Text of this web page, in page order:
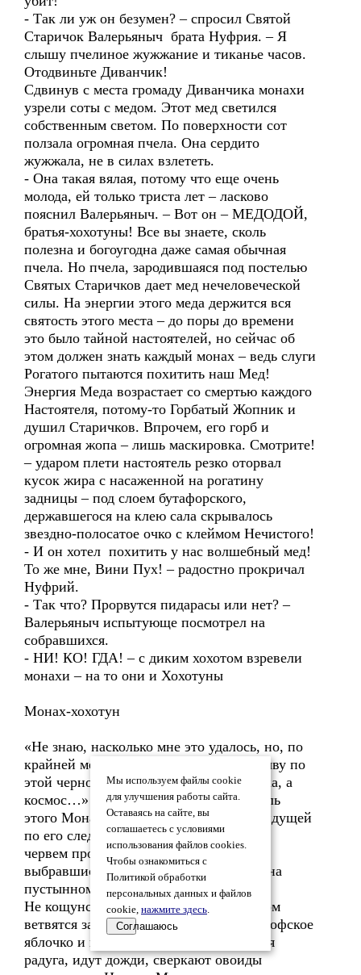
- Так ли уж он безумен? – спросил Святой
Старичок Валерьяныч брата Нуфрия. – Я
слышу пчелиное жужжание и тиканье часов.
Отодвиньте Диванчик!
Сдвинув с места громаду Диванчика монахи
узрели соты с медом. Этот мед светился
собственным светом. По поверхности сот
ползала огромная пчела. Она сердито
жужжала, не в силах взлететь.
- Она такая вялая, потому что еще очень
молода, ей только триста лет – ласково
пояснил Валерьяныч. – Вот он – МЕДОДОЙ,
братья-хохотуны! Все вы знаете, сколь
полезна и богоугодна даже самая обычная
пчела. Но пчела, зародившаяся под постелью
Святых Старичков дает мед нечеловеческой
силы. На энергии этого меда держится вся
святость этого места – до поры до времени
это было тайной настоятелей, но сейчас об
этом должен знать каждый монах – ведь слуги
Рогатого пытаются похитить наш Мед!
Энергия Меда возрастает со смертью каждого
Настоятеля, потому-то Горбатый Жопник и
душил Старичков. Впрочем, его горб и
огромная жопа – лишь маскировка. Смотрите!
– ударом плети настоятель резко оторвал
кусок жира с насаженной на рогатину
задницы – под слоем бутафорского,
державшегося на клею сала скрывалось
звездно-полосатое очко с клеймом Нечистого!
- И он хотел похитить у нас волшебный мед!
То же мне, Вини Пух! – радостно прокричал
Нуфрий.
- Так что? Прорвутся пидарасы или нет? –
Валерьяныч испытующе посмотрел на
собравшихся.
- НИ! КО! ГДА! – с диким хохотом взревели
монахи – на то они и Хохотуны
Монах-хохотун
«Не знаю, насколько мне это удалось, но, по
крайней мере я попытался? Я один плыву по
этой черной реке, и вот, это уже не река, а
космос…» - такова была последняя мыль
этого Монаха, который, скрываясь от идущей
по его следам Церковной Уродократии,
червем прополз под слоем песка и,
выбравшись на поверхность, оказался на
пустынном берегу моря.
Не кощунствуй возле дерева, на котором
ветвятся замыслы! Ты срываешь философское
яблочко и наступает озарение. Дымится
радуга, идут дожди, сверкают овоиды
Мы используем файлы cookie
для улучшения работы сайта.
Оставаясь на сайте, вы
соглашаетесь с условиями
использования файлов cookies.
Чтобы ознакомиться с
Политикой обработки
персональных данных и файлов
cookie, нажмите здесь.
Соглашаюсь